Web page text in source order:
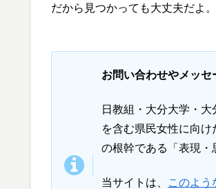
だから見つかっても大丈夫だよ
お問い合わせやメッセ
日教組・大分大学・
を含む県民女性に向
の根幹である「表現・
当サイトは、 このよう